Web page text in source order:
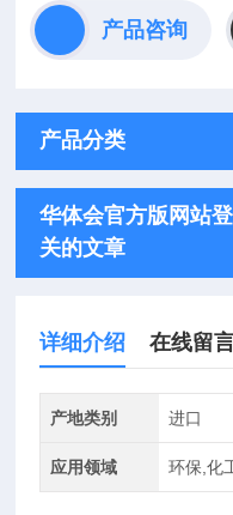
产品咨询
产品分类
华体会官方版网站
关的文章
详细介绍 在线留
产地类别 进口
应用领域 环保,化